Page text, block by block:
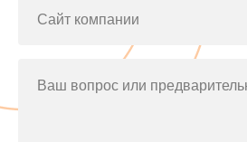
Сайт компании
Ваш вопрос или